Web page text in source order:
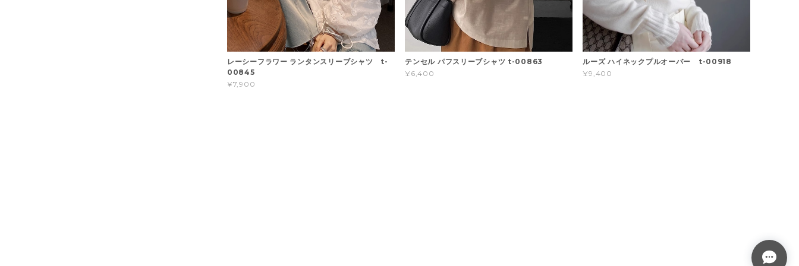
レーシーフラワー ランタンスリーブシャツ t-
00845
¥7,900
テンセル パフスリーブシャツ t-00863
¥6,400
ルーズ ハイネックプルオーバー t-00918
¥9,400